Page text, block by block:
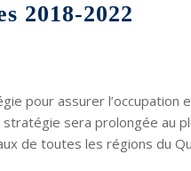
2018-2022
pour assurer l’occupation
sera prolongée au
de toutes les régions du